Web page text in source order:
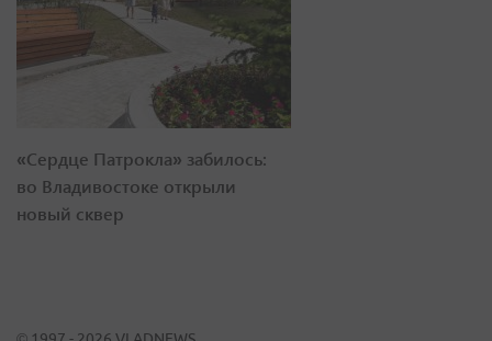
«Сердце Патрокла» забилось:
во Владивостоке открыли
новый сквер